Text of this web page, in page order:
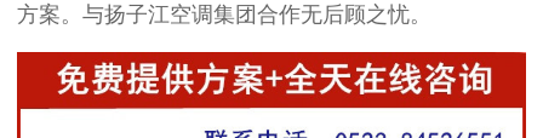
方案。 与扬子江空调集团合作无后顾之忧。